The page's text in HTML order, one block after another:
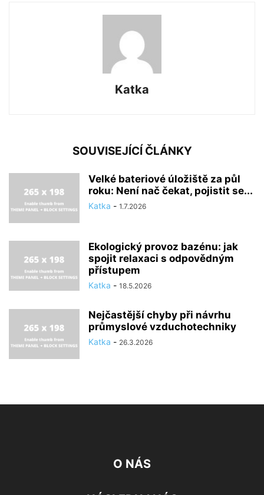
Katka
SOUVISEJÍCÍ ČLÁNKY
Velké bateriové úložiště za půl
roku: Není nač čekat, pojistit se...
Katka - 1.7.2026
Ekologický provoz bazénu: jak
spojit relaxaci s odpovědným
přístupem
Katka - 18.5.2026
Nejčastější chyby při návrhu
průmyslové vzduchotechniky
Katka - 26.3.2026
O NÁS